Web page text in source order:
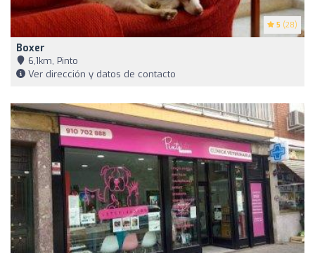
5 (28)
Boxer
6,1km, Pinto
Ver dirección y datos de contacto